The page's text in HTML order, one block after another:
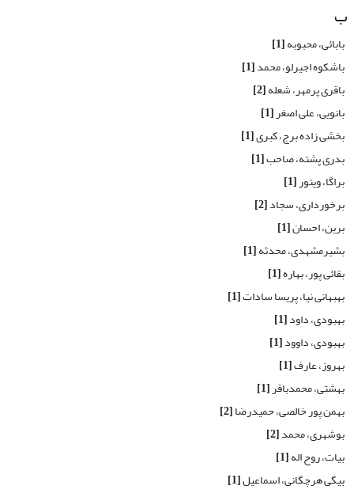
ب
بابائی، محبوبه[1]
باشکوه اجیرلو، محمد[1]
باقری پرمهر، شعله[2]
بانویی، علی اصغر[1]
بخشی زاده برج، کبری[1]
بدری پشته، صاحب[1]
براگا، ویتور[1]
برخورداری، سجاد[2]
برین، احسان[1]
بشیرمشهدی، محدثه[1]
بقائی پور، بهاره[1]
بهبهانی نیا، پریسا سادات[1]
بهبودی، داود[1]
بهبودی، داوود[1]
بهروز، عارف[1]
بهشتی، محمدباقر[1]
بهمن پور خالصی، حمیدرضا[2]
بوشهری، محمد[2]
بیات، روح اله[1]
بیگی هرچگانی، اسماعیل[1]